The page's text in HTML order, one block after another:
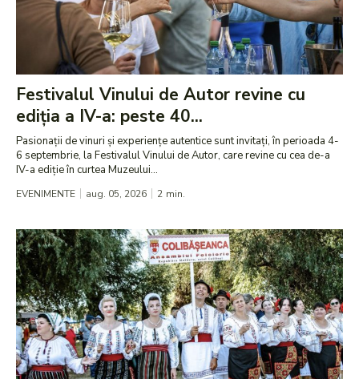
Festivalul Vinului de Autor revine cu
ediția a IV-a: peste 40...
Pasionații de vinuri și experiențe autentice sunt invitați, în perioada 4-
6 septembrie, la Festivalul Vinului de Autor, care revine cu cea de-a
IV-a ediție în curtea Muzeului...
EVENIMENTE aug. 05, 2026 2 min.